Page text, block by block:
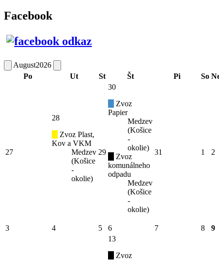
Facebook
August2026
Po
Ut St Št Pi So
27
28
Zvoz Plast,
Kov a VKM
Medzev
(Košice
-
okolie)
29
30
Zvoz
Papier
Medzev
(Košice
-
okolie)
Zvoz
komunálneho
odpadu
Medzev
(Košice
-
okolie)
31 1 2
3 4 5 6 7 8
9
13
Zvoz